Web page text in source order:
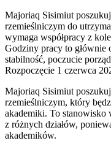
Majoriaq Sisimiut
rzemieślniczym do
wymaga współpracy z
Godziny pracy to głównie
stabilność, poczucie
Rozpoczęcie 1 czerwca
Majoriaq Sisimiut
rzemieślniczym, który
akademiki. To stanowisko
z różnych działów,
akademików.